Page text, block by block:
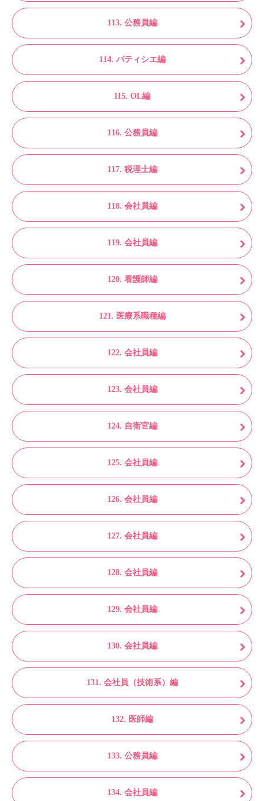
113. 公務員編
114. パティシエ編
115. OL編
116. 公務員編
117. 税理士編
118. 会社員編
119. 会社員編
120. 看護師編
121. 医療系職種編
122. 会社員編
123. 会社員編
124. 自衛官編
125. 会社員編
126. 会社員編
127. 会社員編
128. 会社員編
129. 会社員編
130. 会社員編
131. 会社員（技術系）編
132. 医師編
133. 公務員編
134. 会社員編